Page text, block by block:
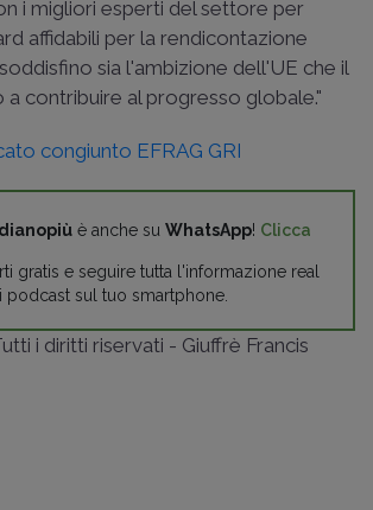
i migliori esperti del settore per
affidabili per la rendicontazione
sia l'ambizione dell'UE che il
contribuire al progresso globale."
congiunto EFRAG GRI
è anche su WhatsApp! Clicca
gratis e seguire tutta l'informazione real
podcast sul tuo smartphone.
i diritti riservati - Giuffrè Francis